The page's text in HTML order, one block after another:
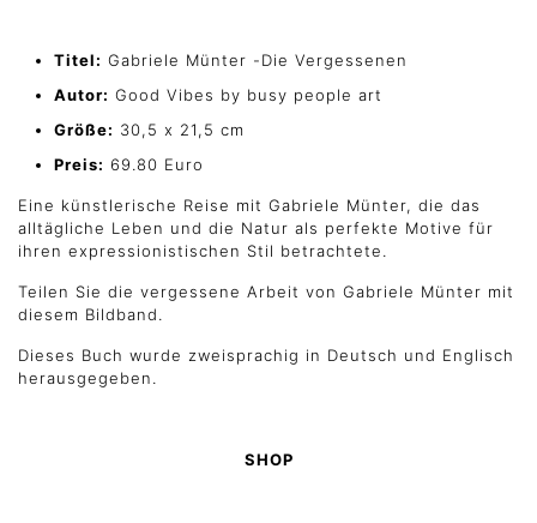
Titel: Gabriele Münter -Die Vergessenen
Autor: Good Vibes by busy people art
Größe: 30,5 x 21,5 cm
Preis: 69.80 Euro
Eine künstlerische Reise mit Gabriele Münter, die das
alltägliche Leben und die Natur als perfekte Motive für
ihren expressionistischen Stil betrachtete.
Teilen Sie die vergessene Arbeit von Gabriele Münter mit
diesem Bildband.
Dieses Buch wurde zweisprachig in Deutsch und Englisch
herausgegeben.
SHOP